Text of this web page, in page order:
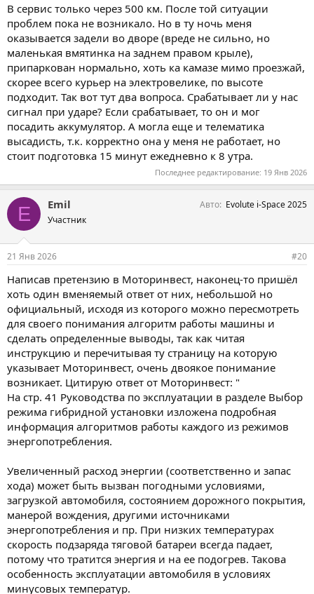
В сервис только через 500 км. После той ситуации
проблем пока не возникало. Но в ту ночь меня
оказывается задели во дворе (вреде не сильно, но
маленькая вмятинка на заднем правом крыле),
припаркован нормально, хоть ка камазе мимо проезжай,
скорее всего курьер на электровелике, по высоте
подходит. Так вот тут два вопроса. Срабатывает ли у нас
сигнал при ударе? Если срабатывает, то он и мог
посадить аккумулятор. А могла еще и телематика
высадисть, т.к. корректно она у меня не работает, но
стоит подготовка 15 минут ежедневно к 8 утра.
Последнее редактирование: 19 Янв 2026
E Emil
Участник
Авто Evolute i-Space 2025
21 Янв 2026 #20
Написав претензию в Моторинвест, наконец-то пришёл
хоть один вменяемый ответ от них, небольшой но
официальный, исходя из которого можно пересмотреть
для своего понимания алгоритм работы машины и
сделать определенные выводы, так как читая
инструкцию и перечитывая ту страницу на которую
указывает Моторинвест, очень двоякое понимание
возникает. Цитирую ответ от Моторинвест: "
На стр. 41 Руководства по эксплуатации в разделе Выбор
режима гибридной установки изложена подробная
информация алгоритмов работы каждого из режимов
энергопотребления.
Увеличенный расход энергии (соответственно и запас
хода) может быть вызван погодными условиями,
загрузкой автомобиля, состоянием дорожного покрытия,
манерой вождения, другими источниками
энергопотребления и пр. При низких температурах
скорость подзаряда тяговой батареи всегда падает,
потому что тратится энергия и на ее подогрев. Такова
особенность эксплуатации автомобиля в условиях
минусовых температур.